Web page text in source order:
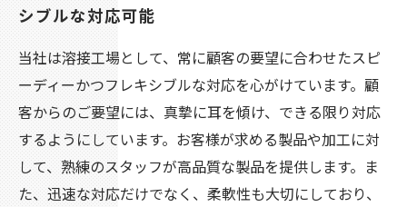
シブルな対応可能
当社は溶接工場として、常に顧客の要望に合わせたスピ
ーディーかつフレキシブルな対応を心がけています。顧
客からのご要望には、真摯に耳を傾け、できる限り対応
するようにしています。お客様が求める製品や加工に対
して、熟練のスタッフが高品質な製品を提供します。ま
た、迅速な対応だけでなく、柔軟性も大切にしており、